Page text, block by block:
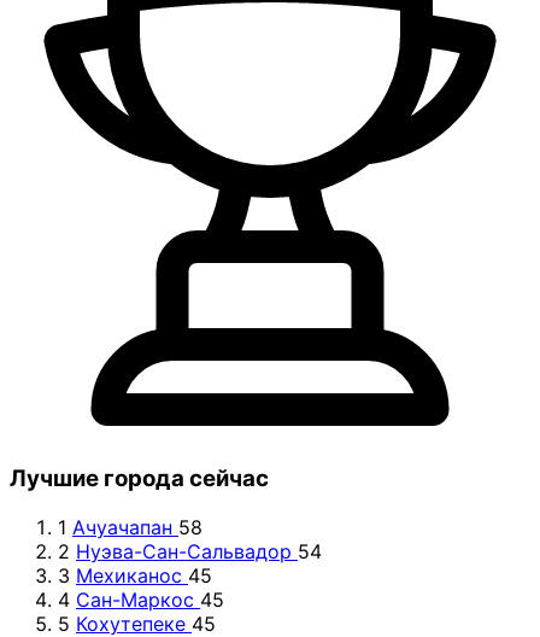
Лучшие города сейчас
1 Ачуачапан 58
2 Нуэва-Сан-Сальвадор 54
3 Мехиканос 45
4 Сан-Маркос 45
5 Кохутепеке 45